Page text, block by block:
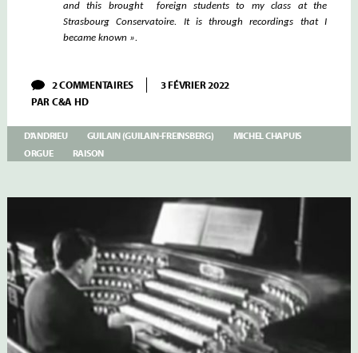
and this brought foreign students to my class at the
StrasbourgConservatoire. It is through recordings that I
became known ».
2 COMMENTAIRESSUR
CHAPUIS
FRANÇAIS
L’ORGUE
CLICQUOT
CATHÉDRALE
DE
POITIERS
3 FÉVRIER 2022
PARC&A HD
D'ANDRIEU GUILAIN (GUILAIN-FREINSBERG)
MICHEL CHAPUIS
ORGUE
RAISON